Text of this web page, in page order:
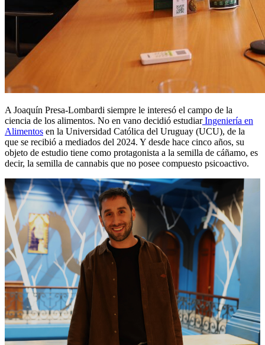
A Joaquín Presa-Lombardi siempre le interesó el campo de la
ciencia de los alimentos. No en vano decidió estudiarIngeniería en
Alimentos en la Universidad Católica del Uruguay (UCU), de la
que se recibió a mediados del 2024. Y desde hace cinco años, su
objeto de estudio tiene como protagonista a la semilla de cáñamo, es
decir, la semilla de cannabis que no posee compuesto psicoactivo.